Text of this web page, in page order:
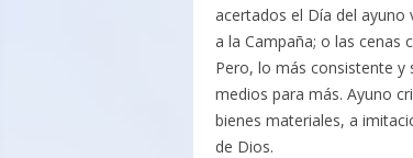
acertados el Día del ayuno
a la Campaña; o las cenas
Pero, lo más consistente y
medios para más. Ayuno
bienes materiales, a
de Dios.